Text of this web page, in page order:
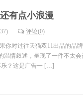
有点小浪漫
评论(0)
你对过往天猫双11出品的品
情叙述，呈现了一件不太会
？这是广告一 […]